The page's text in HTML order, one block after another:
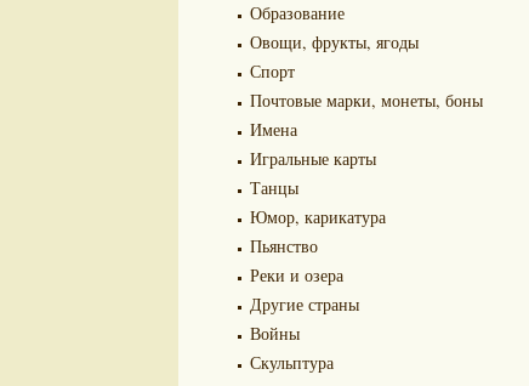
Образование
Овощи, фрукты, ягоды
Спорт
Почтовые марки, монеты, боны
Имена
Игральные карты
Танцы
Юмор, карикатура
Пьянство
Реки и озера
Другие страны
Войны
Скульптура